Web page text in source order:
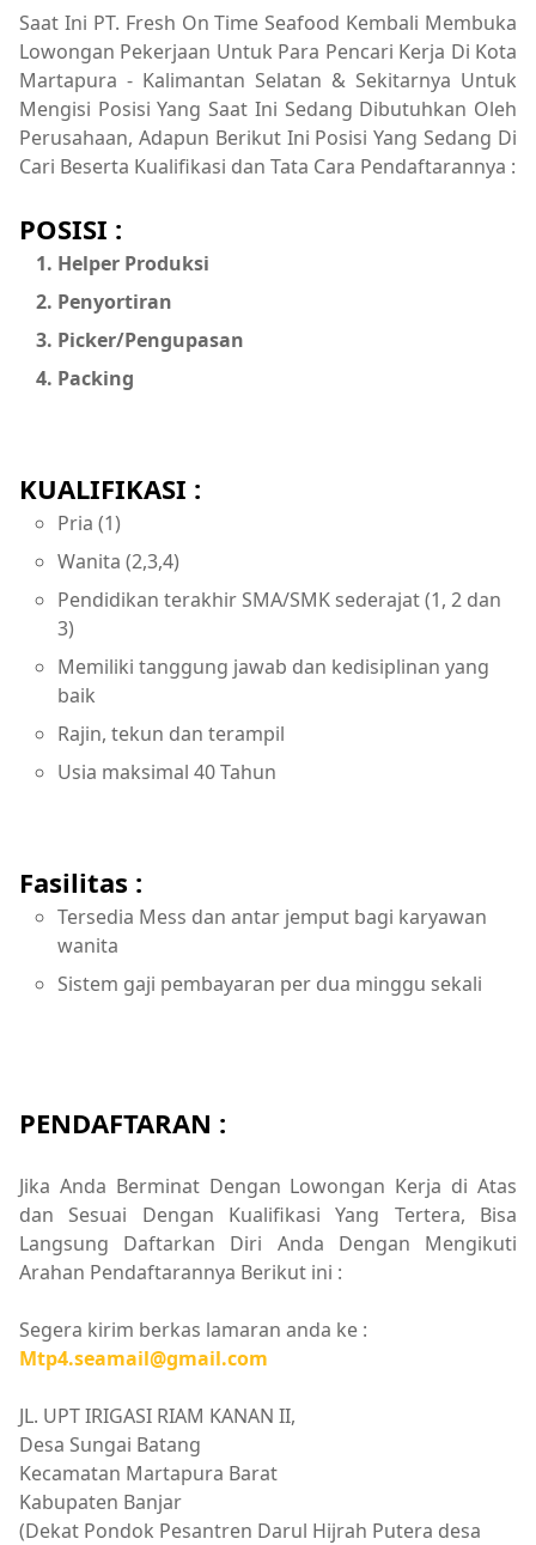
Saat Ini PT. Fresh On Time Seafood Kembali Membuka
Lowongan Pekerjaan Untuk Para Pencari Kerja Di Kota
Martapura - Kalimantan Selatan & Sekitarnya Untuk
Mengisi Posisi Yang Saat Ini Sedang Dibutuhkan Oleh
Perusahaan, Adapun Berikut Ini Posisi Yang Sedang Di
Cari Beserta Kualifikasi dan Tata Cara Pendaftarannya :
POSISI :
Helper Produksi
Penyortiran
Picker/Pengupasan
Packing
KUALIFIKASI :
Pria (1)
Wanita (2,3,4)
Pendidikan terakhir SMA/SMK sederajat (1, 2 dan
3)
Memiliki tanggung jawab dan kedisiplinan yang
baik
Rajin, tekun dan terampil
Usia maksimal 40 Tahun
Fasilitas :
Tersedia Mess dan antar jemput bagi karyawan
wanita
Sistem gaji pembayaran per dua minggu sekali
PENDAFTARAN :
Jika Anda Berminat Dengan Lowongan Kerja di Atas
dan Sesuai Dengan Kualifikasi Yang Tertera, Bisa
Langsung Daftarkan Diri Anda Dengan Mengikuti
Arahan Pendaftarannya Berikut ini :
Segera kirim berkas lamaran anda ke :
Mtp4.seamail@gmail.com
JL. UPT IRIGASI RIAM KANAN II,
Desa Sungai Batang
Kecamatan Martapura Barat
Kabupaten Banjar
(Dekat Pondok Pesantren Darul Hijrah Putera desa